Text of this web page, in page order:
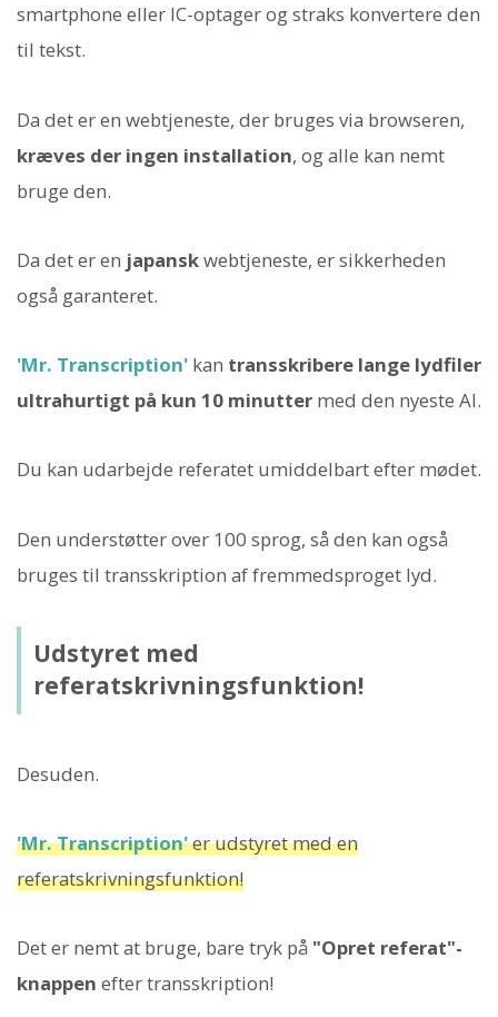
smartphone eller IC-optager og straks konvertere den
til tekst.
Da det er en webtjeneste, der bruges via browseren,
kræves der ingen installation, og alle kan nemt
bruge den.
Da det er en japanskwebtjeneste, er sikkerheden
også garanteret.
'Mr. Transcription' kan transskribere lange lydfiler
ultrahurtigt på kun 10 minutter med den nyeste AI.
Du kan udarbejde referatet umiddelbart efter mødet.
Den understøtter over 100 sprog, så den kan også
bruges til transskription af fremmedsproget lyd.
Udstyret med
referatskrivningsfunktion!
Desuden.
'Mr. Transcription'er udstyret med en
referatskrivningsfunktion!
Det er nemt at bruge, bare tryk på "Opret referat"-
knappen efter transskription!